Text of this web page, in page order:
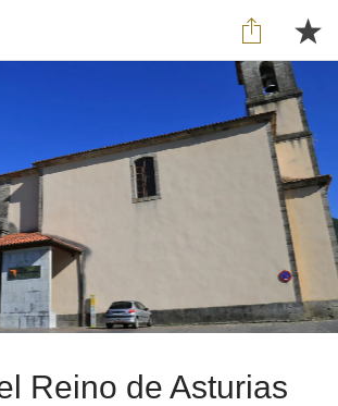
Reino de Asturias